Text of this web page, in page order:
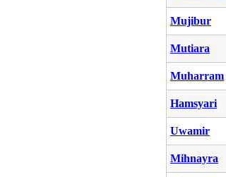
Mujibur
Mutiara
Muharram
Hamsyari
Uwamir
Mihnayra